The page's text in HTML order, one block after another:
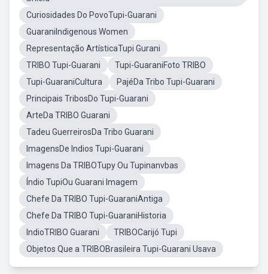
Curiosidades Do PovoTupi-Guarani
GuaraniIndigenous Women
Representação ArtísticaTupi Gurani
TRIBO Tupi-Guarani
Tupi-GuaraniFoto TRIBO
Tupi-GuaraniCultura
PajéDa Tribo Tupi-Guarani
Principais TribosDo Tupi-Guarani
ArteDa TRIBO Guarani
Tadeu GuerreirosDa Tribo Guarani
ImagensDe Indios Tupi-Guarani
Imagens Da TRIBOTupy Ou Tupinanvbas
Índio TupiOu Guarani Imagem
Chefe Da TRIBO Tupi-GuaraniAntiga
Chefe Da TRIBO Tupi-GuaraniHistoria
IndioTRIBO Guarani
TRIBOCarijó Tupi
Objetos Que a TRIBOBrasileira Tupi-Guarani Usava